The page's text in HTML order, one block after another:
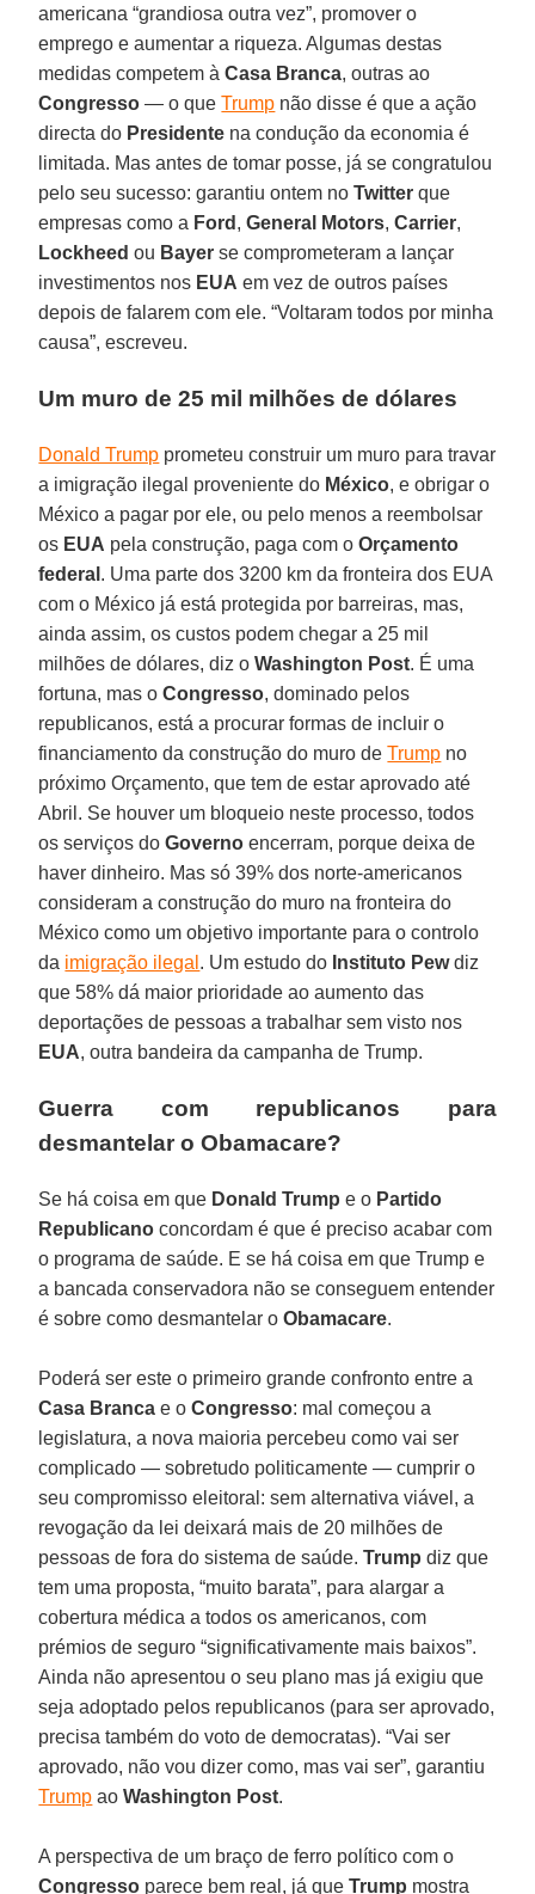
americana “grandiosa outra vez”, promover o
emprego e aumentar a riqueza. Algumas destas
medidas competem àCasa Branca, outras ao
Congresso — o queTrump não disse é que a ação
directa do Presidente na condução da economia é
limitada. Mas antes de tomar posse, já se congratulou
pelo seu sucesso: garantiu ontem noTwitter que
empresas como a Ford ,General Motors,Carrier,
Lockheed ou Bayer se comprometeram a lançar
investimentos nos EUA em vez de outros países
depois de falarem com ele. “Voltaram todos por minha
causa”, escreveu.
Um muro de 25 mil milhões de dólares
Donald Trump prometeu construir um muro para travar
a imigração ilegal proveniente do México, e obrigar o
México a pagar por ele, ou pelo menos a reembolsar
os EUA pela construção, paga com oOrçamento
federal . Uma parte dos 3200 km da fronteira dos EUA
com o México já está protegida por barreiras, mas,
ainda assim, os custos podem chegar a 25 mil
milhões de dólares, diz oWashington Post. É uma
fortuna, mas oCongresso, dominado pelos
republicanos, está a procurar formas de incluir o
financiamento da construção do muro deTrump no
próximo Orçamento, que tem de estar aprovado até
Abril. Se houver um bloqueio neste processo, todos
os serviços doGoverno encerram, porque deixa de
haver dinheiro. Mas só 39% dos norte-americanos
consideram a construção do muro na fronteira do
México como um objetivo importante para o controlo
da imigração ilegal . Um estudo do Instituto Pewdiz
que 58% dá maior prioridade ao aumento das
deportações de pessoas a trabalhar sem visto nos
EUA, outra bandeira da campanha de Trump.
Guerra com republicanos para
desmantelar o Obamacare?
Se há coisa em que Donald Trump e o Partido
Republicano concordam é que é preciso acabar com
o programa de saúde. E se há coisa em que Trump e
a bancada conservadora não se conseguem entender
é sobre como desmantelar oObamacare.
Poderá ser este o primeiro grande confronto entre a
Casa Branca e oCongresso: mal começou a
legislatura, a nova maioria percebeu como vai ser
complicado — sobretudo politicamente — cumprir o
seu compromisso eleitoral: sem alternativa viável, a
revogação da lei deixará mais de 20 milhões de
pessoas de fora do sistema de saúde.Trump diz que
tem uma proposta, “muito barata”, para alargar a
cobertura médica a todos os americanos, com
prémios de seguro “significativamente mais baixos”.
Ainda não apresentou o seu plano mas já exigiu que
seja adoptado pelos republicanos (para ser aprovado,
precisa também do voto de democratas). “Vai ser
aprovado, não vou dizer como, mas vai ser”, garantiu
Trump aoWashington Post.
A perspectiva de um braço de ferro político com o
Congresso parece bem real, já queTrump mostra